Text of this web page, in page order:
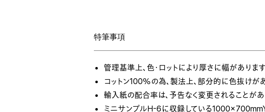
特筆事項
管理基準上、色・ロットにより厚さに幅があります
コットン100％の為、製法上、部分的に色抜けが
輸入紙の配合率は、予告なく変更されることがあ
ミニサンプルH-6に収録している